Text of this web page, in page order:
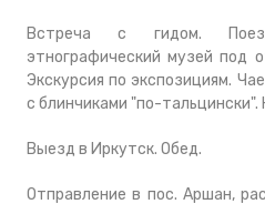
Встреча с гидом.
этнографический музей под
Экскурсия по экспозициям.
с блинчиками "по-тальцински".
Выезд в Иркутск. Обед.
Отправление в пос. Аршан,